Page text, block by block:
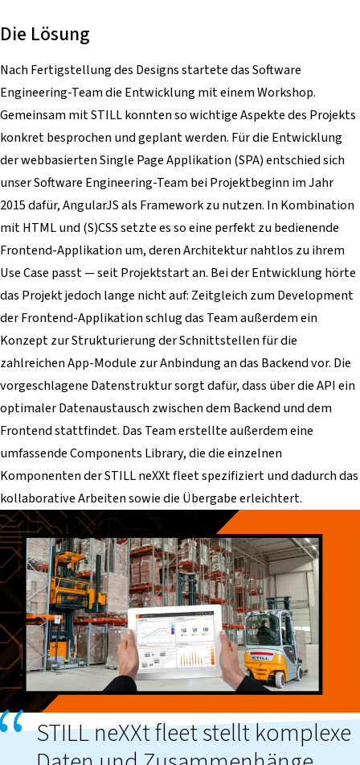
Die Lösung
Nach Fertigstellung des Designs startete das Software
Engineering-Team die Entwicklung mit einem Workshop.
Gemeinsam mit STILL konnten so wichtige Aspekte des Projekts
konkret besprochen und geplant werden. Für die Entwicklung
der webbasierten Single Page Applikation (SPA) entschied sich
unser Software Engineering-Team bei Projektbeginn im Jahr
2015 dafür, AngularJS als Framework zu nutzen. In Kombination
mit HTML und (S)CSS setzte es so eine perfekt zu bedienende
Frontend-Applikation um, deren Architektur nahtlos zu ihrem
Use Case passt — seit Projektstart an. Bei der Entwicklung hörte
das Projekt jedoch lange nicht auf: Zeitgleich zum Development
der Frontend-Applikation schlug das Team außerdem ein
Konzept zur Strukturierung der Schnittstellen für die
zahlreichen App-Module zur Anbindung an das Backend vor. Die
vorgeschlagene Datenstruktur sorgt dafür, dass über die API ein
optimaler Datenaustausch zwischen dem Backend und dem
Frontend stattfindet. Das Team erstellte außerdem eine
umfassende Components Library, die die einzelnen
Komponenten der STILL neXXt fleet spezifiziert und dadurch das
kollaborative Arbeiten sowie die Übergabe erleichtert.
STILL neXXt fleet stellt komplexe